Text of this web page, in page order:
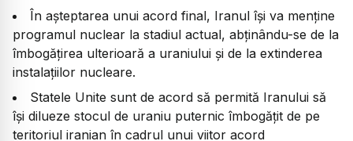
În așteptarea unui acord final, Iranul își va menține
programul nuclear la stadiul actual, abținându-se de la
îmbogățirea ulterioară a uraniului și de la extinderea
instalațiilor nucleare.
Statele Unite sunt de acord să permită Iranului să
își dilueze stocul de uraniu puternic îmbogățit de pe
teritoriul iranian în cadrul unui viitor acord